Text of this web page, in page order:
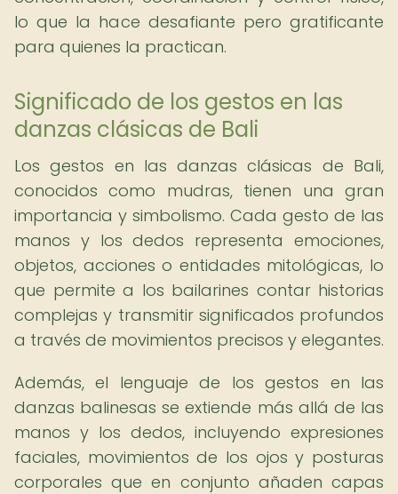
lo que la hace desafiante pero gratificante
para quienes la practican.
Significado de los gestos en las
danzas clásicas de Bali
Los gestos en las danzas clásicas de Bali,
conocidos como mudras, tienen una gran
importancia y simbolismo. Cada gesto de las
manos y los dedos representa emociones,
objetos, acciones o entidades mitológicas, lo
que permite a los bailarines contar historias
complejas y transmitir significados profundos
a través de movimientos precisos y elegantes.
Además, el lenguaje de los gestos en las
danzas balinesas se extiende más allá de las
manos y los dedos, incluyendo expresiones
faciales, movimientos de los ojos y posturas
corporales que en conjunto añaden capas